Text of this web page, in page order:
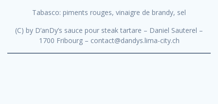
Tabasco: piments rouges, vinaigre de brandy, sel
(C) by D’anDy’s sauce pour steak tartare – Daniel Sauterel –
1700 Fribourg – contact@dandys.lima-city.ch